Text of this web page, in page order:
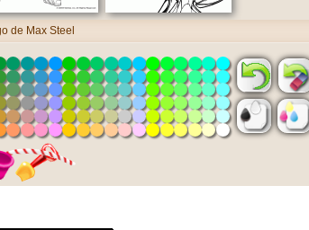
de Max Steel